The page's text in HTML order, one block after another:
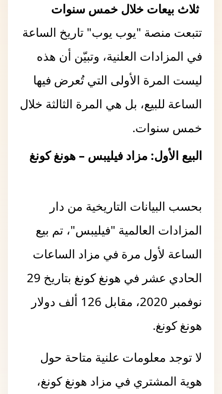
ثلاث بيعات خلال خمس سنوات
تتبعت منصة "يوب يوب" تاريخ الساعة
في المزادات العلنية، وتبيّن أن هذه
ليست المرة الأولى التي تُعرض فيها
الساعة للبيع، بل هي المرة الثالثة خلال
خمس سنوات.
البيع الأول: مزاد فيليبس – هونغ كونغ
بحسب البيانات التاريخية من دار
المزادات العالمية "فيليبس"، تم بيع
الساعة لأول مرة في مزاد الساعات
الحادي عشر في هونغ كونغ بتاريخ 29
نوفمبر 2020، مقابل 126 ألف دولار
هونغ كونغ.
لا توجد معلومات علنية متاحة حول
هوية المشتري في مزاد هونغ كونغ،